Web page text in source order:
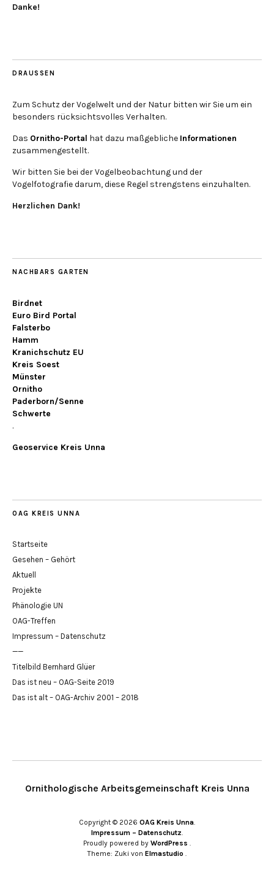
Danke!
DRAUSSEN
Zum Schutz der Vogelwelt und der Natur bitten wir Sie um ein
besonders rücksichtsvolles Verhalten.
Das Ornitho-Portal hat dazu maßgebliche Informationen
zusammengestellt.
Wir bitten Sie bei der Vogelbeobachtung und der
Vogelfotografie darum, diese Regel strengstens einzuhalten.
Herzlichen Dank!
NACHBARS GARTEN
Birdnet
Euro Bird Portal
Falsterbo
Hamm
Kranichschutz EU
Kreis Soest
Münster
Ornitho
Paderborn/Senne
Schwerte
.
Geoservice Kreis Unna
OAG KREIS UNNA
Startseite
Gesehen – Gehört
Aktuell
Projekte
Phänologie UN
OAG-Treffen
Impressum – Datenschutz
——
Titelbild Bernhard Glüer
Das ist neu – OAG-Seite 2019
Das ist alt – OAG-Archiv 2001 – 2018
Ornithologische Arbeitsgemeinschaft Kreis Unna
Copyright © 2026 OAG Kreis Unna
Impressum – Datenschutz
Proudly powered by WordPress
Theme: Zuki von Elmastudio